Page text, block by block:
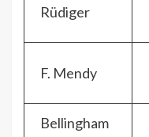
Rüdiger
F. Mendy
Bellingham